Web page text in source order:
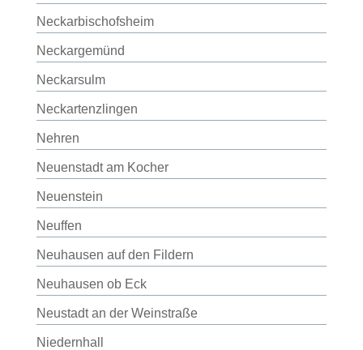
Neckarbischofsheim
Neckargemünd
Neckarsulm
Neckartenzlingen
Nehren
Neuenstadt am Kocher
Neuenstein
Neuffen
Neuhausen auf den Fildern
Neuhausen ob Eck
Neustadt an der Weinstraße
Niedernhall